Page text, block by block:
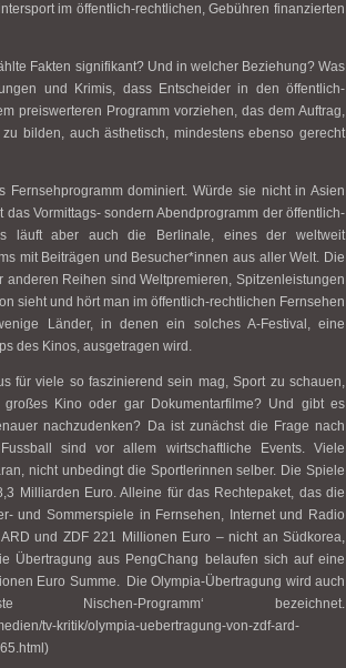
im öffentlich-rechtlichen, Gebühren finanzierten
Fakten signifikant? Und in welcher Beziehung? Was
und Krimis, dass Entscheider in den öffentlich-
preiswerteren Programm vorziehen, das dem Auftrag,
bilden, auch ästhetisch, mindestens ebenso gerecht
dominiert. Würde sie nicht in Asien
Vormittags- sondern Abendprogramm der öffentlich-
läuft aber auch die Berlinale, eines der weltweit
mit Beiträgen und Besucher*innen aus aller Welt. Die
anderen Reihen sind Weltpremieren, Spitzenleistungen
sieht und hört man im öffentlich-rechtlichen Fernsehen
Länder, in denen ein solches A-Festival, eine
des Kinos, ausgetragen wird.
für viele so faszinierend sein mag, Sport zu schauen,
Kino oder gar Dokumentarfilme? Und gibt es
nachzudenken? Da ist zunächst die Frage nach
sind vor allem wirtschaftliche Events. Viele
nicht unbedingt die Sportlerinnen selber. Die Spiele
Milliarden Euro. Alleine für das Rechtepaket, das die
und Sommerspiele in Fernsehen, Internet und Radio
und ZDF 221 Millionen Euro – nicht an Südkorea,
Übertragung aus PengChang belaufen sich auf eine
Euro Summe. Die Olympia-Übertragung wird auch
Programm‘ bezeichnet.
tv-kritik/olympia-uebertragung-von-zdf-ard-